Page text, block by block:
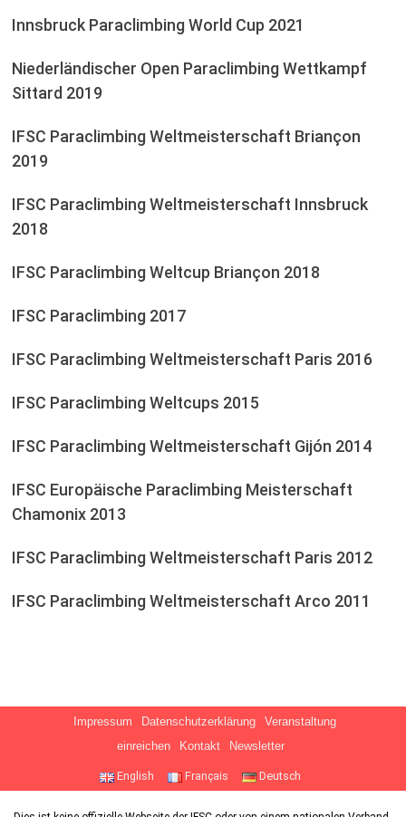
Innsbruck Paraclimbing World Cup 2021
Niederländischer Open Paraclimbing Wettkampf
Sittard 2019
IFSC Paraclimbing Weltmeisterschaft Briançon
2019
IFSC Paraclimbing Weltmeisterschaft Innsbruck
2018
IFSC Paraclimbing Weltcup Briançon 2018
IFSC Paraclimbing 2017
IFSC Paraclimbing Weltmeisterschaft Paris 2016
IFSC Paraclimbing Weltcups 2015
IFSC Paraclimbing Weltmeisterschaft Gijón 2014
IFSC Europäische Paraclimbing Meisterschaft
Chamonix 2013
IFSC Paraclimbing Weltmeisterschaft Paris 2012
IFSC Paraclimbing Weltmeisterschaft Arco 2011
Impressum Datenschutzerklärung
Veranstaltung
einreichen
Kontakt Newsletter
English Français Deutsch